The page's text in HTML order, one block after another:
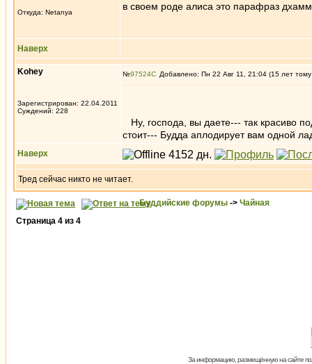
Откуда: Netanya
в своем роде алиса это парафраз
Наверх
Kohey
Зарегистрирован: 22.04.2011
Суждений: 228
№97524 Добавлено: Пн 22 Авг 11, 21:04 (15 лет
Ну, господа, вы даете--- так красиво
стоит--- Будда аплодирует вам одной
Наверх
Тред сейчас никто не читает.
Буддийские форумы -> Чайная
Страница 4 из 4
За информацию, размещённую на сайте